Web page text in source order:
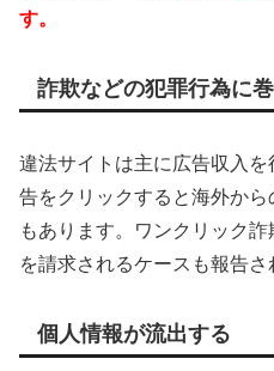
す。
詐欺などの犯罪行為に
違法サイトは主に広告収入
告をクリックすると海外か
もあります。ワンクリック
を請求されるケースも報告さ
個人情報が流出する